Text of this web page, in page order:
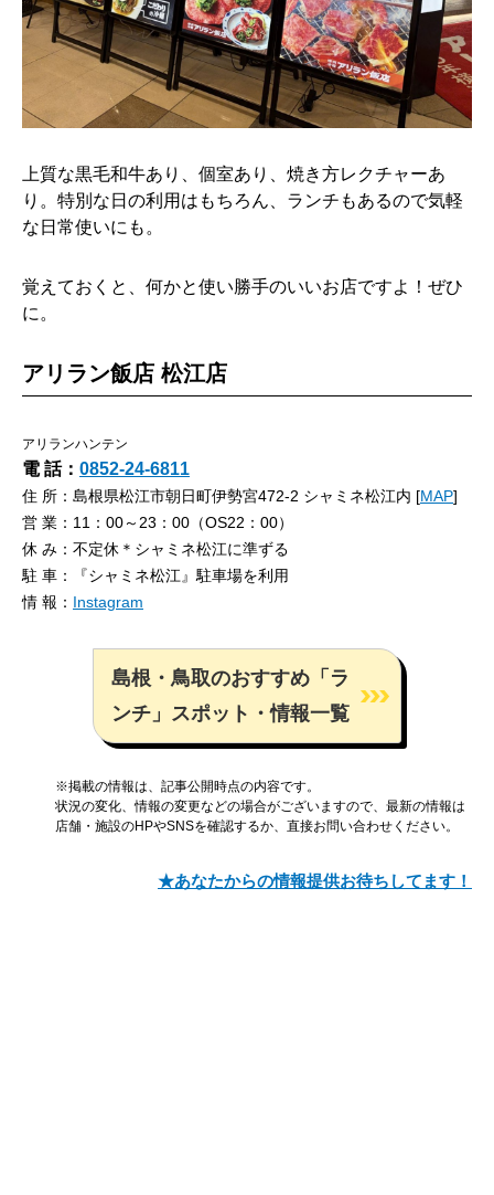
上質な黒毛和牛あり、個室あり、焼き方レクチャーあ
り。特別な日の利用はもちろん、ランチもあるので気軽
な日常使いにも。
覚えておくと、何かと使い勝手のいいお店ですよ！ぜひ
に。
アリラン飯店 松江店
アリランハンテン
電 話： 0852-24-6811
住 所：島根県松江市朝日町伊勢宮472-2 シャミネ松江内 [MAP]
営 業：11：00～23：00（OS22：00）
休 み：不定休＊シャミネ松江に準ずる
駐 車：『シャミネ松江』駐車場を利用
情 報： Instagram
島根・鳥取のおすすめ「ラ
ンチ」スポット・情報一覧
※掲載の情報は、記事公開時点の内容です。
状況の変化、情報の変更などの場合がございますので、最新の情報は
店舗・施設のHPやSNSを確認するか、直接お問い合わせください。
★あなたからの情報提供お待ちしてます！